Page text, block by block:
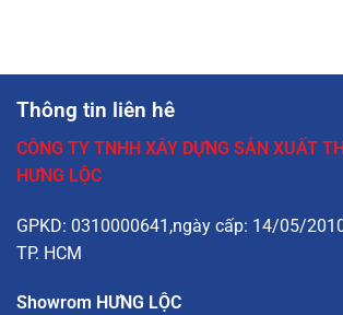
Thông tin liên hê
CÔNG TY TNHH XÂY DỰNG SẢN XUẤT
HƯNG LỘC
GPKD: 0310000641,ngày cấp: 14/05/
TP. HCM
Showrom HƯNG LỘC